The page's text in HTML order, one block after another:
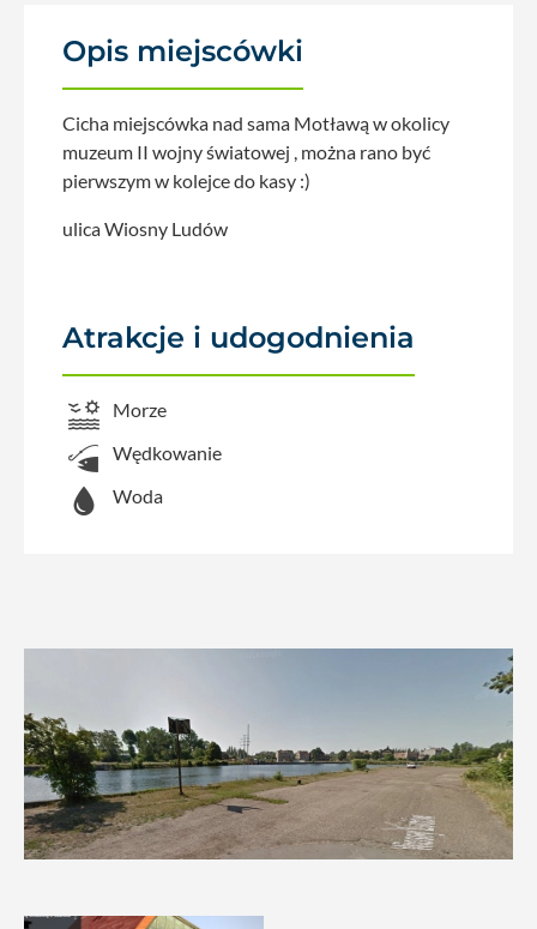
Opis miejscówki
Cicha miejscówka nad sama Motławą w okolicy
muzeum II wojny światowej , można rano być
pierwszym w kolejce do kasy :)
ulica Wiosny Ludów
Atrakcje i udogodnienia
Morze
Wędkowanie
Woda